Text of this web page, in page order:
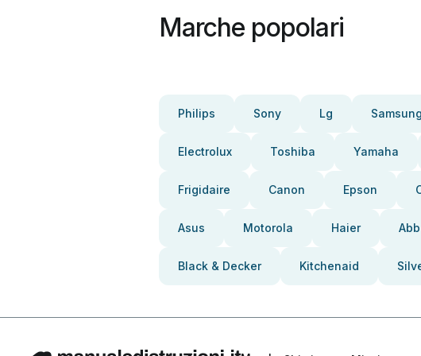
Marche popolari
Philips Sony Lg Samsung
Electrolux Toshiba Yamaha
Frigidaire Canon Epson
Asus Motorola Haier Abb
Black & Decker Kitchenaid